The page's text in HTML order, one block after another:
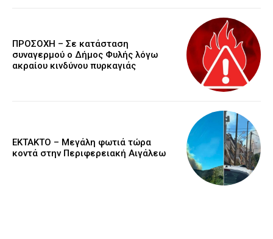
ΠΡΟΣΟΧΗ – Σε κατάσταση
συναγερμού ο Δήμος Φυλής λόγω
ακραίου κινδύνου πυρκαγιάς
ΕΚΤΑΚΤΟ – Μεγάλη φωτιά τώρα
κοντά στην Περιφερειακή Αιγάλεω